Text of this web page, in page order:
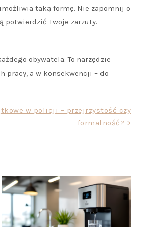
taką formę. Nie zapomnij o
potwierdzić Twoje zarzuty.
obywatela. To narzędzie
pracy, a w konsekwencji – do
w policji – przejrzystość czy
formalność? >